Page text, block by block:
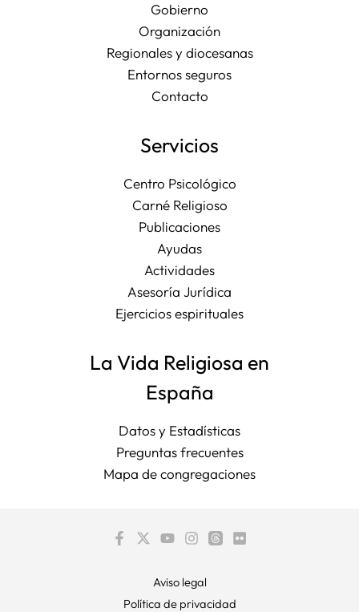
Gobierno
Organización
Regionales y diocesanas
Entornos seguros
Contacto
Servicios
Centro Psicológico
Carné Religioso
Publicaciones
Ayudas
Actividades
Asesoría Jurídica
Ejercicios espirituales
La Vida Religiosa en
España
Datos y Estadísticas
Preguntas frecuentes
Mapa de congregaciones
Aviso legal
Política de privacidad